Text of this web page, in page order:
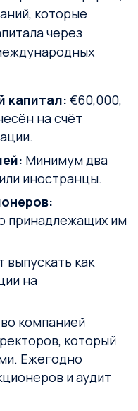
которые
через
капитал: €60,000,
на счёт
Минимум два
иностранцы.
принадлежащих им
выпускать как
на
компанией
который
Ежегодно
и аудит